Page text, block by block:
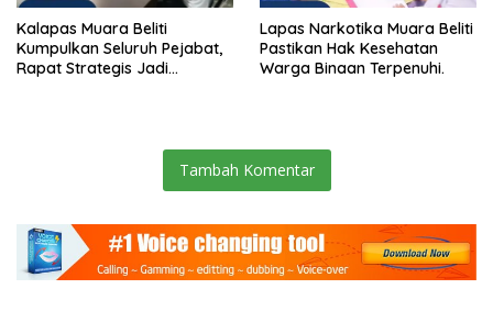
Kalapas Muara Beliti
Kumpulkan Seluruh Pejabat,
Rapat Strategis Jadi
Lapas Narkotika Muara Beliti
Pastikan Hak Kesehatan
Warga Binaan Terpenuhi.
Tambah Komentar